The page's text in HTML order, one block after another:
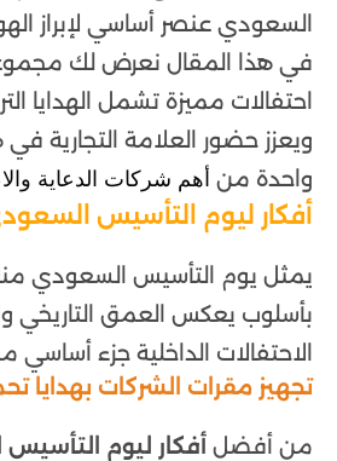
السعودي عنصر أساسي لإبراز
في هذا المقال نعرض لك مجموعة
احتفالات مميزة تشمل الهدايا
ويعزز حضور العلامة التجارية
واحدة من أهم شركات الدعاية
أفكار ليوم التأسيس
يمثل يوم التأسيس السعودي
بأسلوب يعكس العمق التاريخي
الاحتفالات الداخلية جزء أساسي
تجهيز مقرات الشركات بهدايا
من أفضل أفكار ليوم